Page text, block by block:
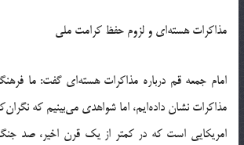
مذاکرات هسته‌ای و لزوم حفظ کرامت ملی
امام جمعه قم درباره مذاکرات هسته‌ای گفت: ما
مذاکرات نشان داده‌ایم، اما شواهدی می‌بینیم که
امریکایی است که در کمتر از یک قرن اخیر، صد